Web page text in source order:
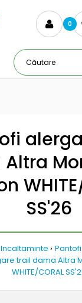
0
SS'26
Incaltaminte
trail dama Altra
WHITE/CORAL